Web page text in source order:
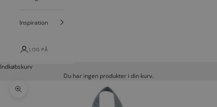
Inspiration
LOG PÅ
Indkøbskurv
Du har ingen produkter i din kurv.
Zoom